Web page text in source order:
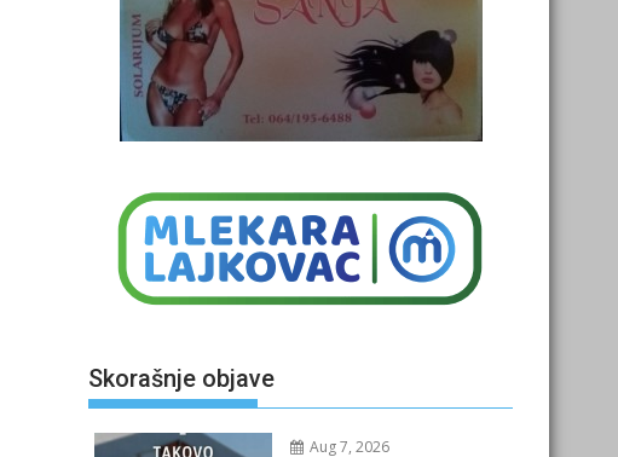
Skorašnje objave
Aug 7, 2026